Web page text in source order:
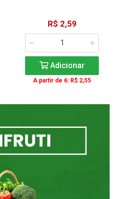
R$ 2,59
Adicionar
A partir de 6: R$ 2,55